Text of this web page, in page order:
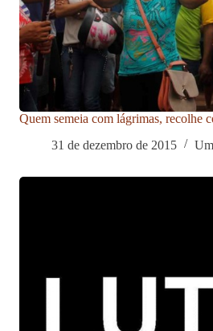
Quem semeia com lágrimas, recolhe
31 de dezembro de 2015